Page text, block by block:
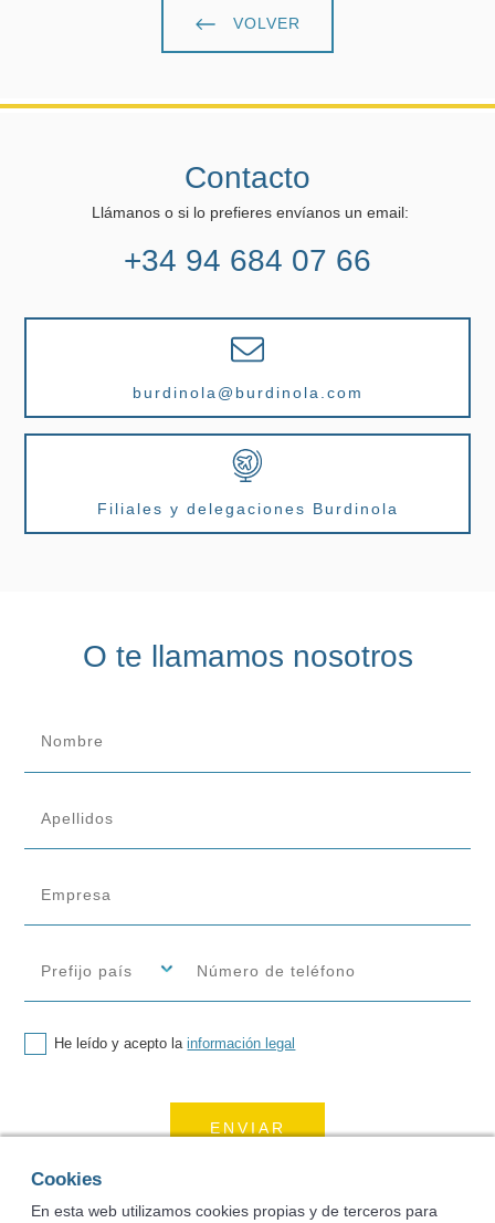
VOLVER
Contacto
Llámanos o si lo prefieres envíanos un email:
+34 94 684 07 66
burdinola@burdinola.com
Filiales y delegaciones Burdinola
O te llamamos nosotros
He leído y acepto lainformación legal
Cookies
En esta web utilizamos cookies propias y de terceros para